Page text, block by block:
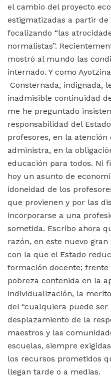
el cambio del proyecto
estigmatizadas a partir
focalizando “las
normalistas”.
mostró al mundo las
internado. Y como
Consternada, indignada,
inadmisible continuidad
me he preguntado
responsabilidad del
profesores, en la
administra, en la
educación para todos. Ni
hoy un asunto de
idoneidad de los
que provienen y por las
incorporarse a una
sometida. Escribo ahora
razón, en este nuevo
con la que el Estado
formación docente; frente
pobreza contenida en la
individualización, la
del “cualquiera puede
desplazamiento de la
maestros y las
escuelas, siempre
los recursos prometidos
llegan tarde o a medias.